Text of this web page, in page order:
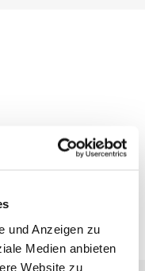
und Anzeigen zu
Medien anbieten
Website zu